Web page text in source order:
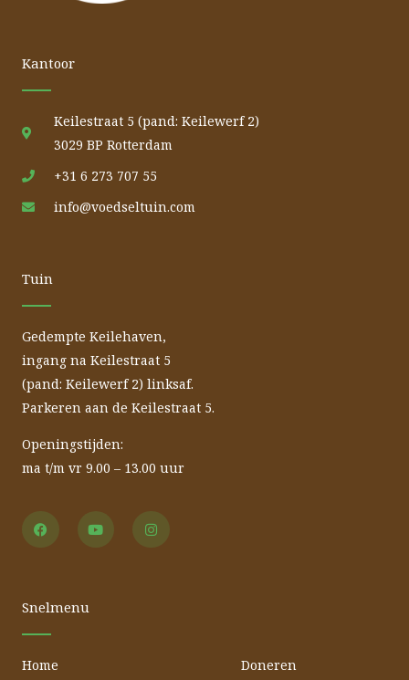
Kantoor
Keilestraat 5 (pand: Keilewerf 2)
3029 BP Rotterdam
+31 6 273 707 55
info@voedseltuin.com
Tuin
Gedempte Keilehaven,
ingang na Keilestraat 5
(pand: Keilewerf 2) linksaf.
Parkeren aan de Keilestraat 5.
Openingstijden:
ma t/m vr 9.00 – 13.00 uur
a
o
k
o n
Snelmenu
Home Doneren